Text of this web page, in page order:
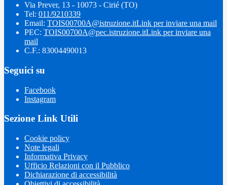
Via Prever, 13 - 10073 - Cirié (TO)
Tel: 011/9210339
Email: TOIS00700A@istruzione.itLink per inviare una mail
PEC: TOIS00700A@pec.istruzione.itLink per inviare una
mail
C.F.: 83004490013
Seguici su
Facebook
Instagram
Sezione Link Utili
Cookie policy
Note legali
Informativa Privacy
Ufficio Relazioni con il Pubblico
Dichiarazione di accessibilità